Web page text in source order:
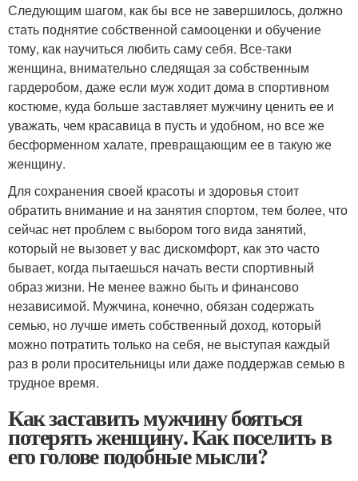
Следующим шагом, как бы все не завершилось, должно
стать поднятие собственной самооценки и обучение
тому, как научиться любить саму себя. Все-таки
женщина, внимательно следящая за собственным
гардеробом, даже если муж ходит дома в спортивном
костюме, куда больше заставляет мужчину ценить ее и
уважать, чем красавица в пусть и удобном, но все же
бесформенном халате, превращающим ее в такую же
женщину.
Для сохранения своей красоты и здоровья стоит
обратить внимание и на занятия спортом, тем более, что
сейчас нет проблем с выбором того вида занятий,
который не вызовет у вас дискомфорт, как это часто
бывает, когда пытаешься начать вести спортивный
образ жизни. Не менее важно быть и финансово
независимой. Мужчина, конечно, обязан содержать
семью, но лучше иметь собственный доход, который
можно потратить только на себя, не выступая каждый
раз в роли просительницы или даже поддержав семью в
трудное время.
Как заставить мужчину бояться
потерять женщину. Как поселить в
его голове подобные мысли?